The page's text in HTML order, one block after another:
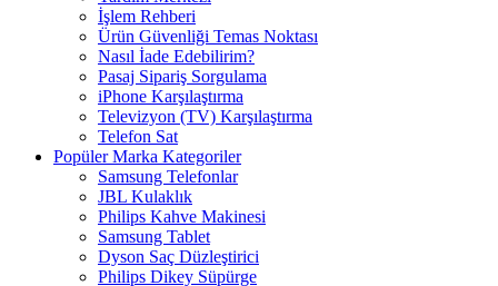
İşlem Rehberi
Ürün Güvenliği Temas Noktası
Nasıl İade Edebilirim?
Pasaj Sipariş Sorgulama
iPhone Karşılaştırma
Televizyon (TV) Karşılaştırma
Telefon Sat
Popüler Marka Kategoriler
Samsung Telefonlar
JBL Kulaklık
Philips Kahve Makinesi
Samsung Tablet
Dyson Saç Düzleştirici
Philips Dikey Süpürge